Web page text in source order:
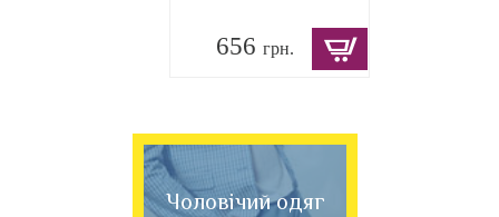
656 грн.
Чоловічий одяг